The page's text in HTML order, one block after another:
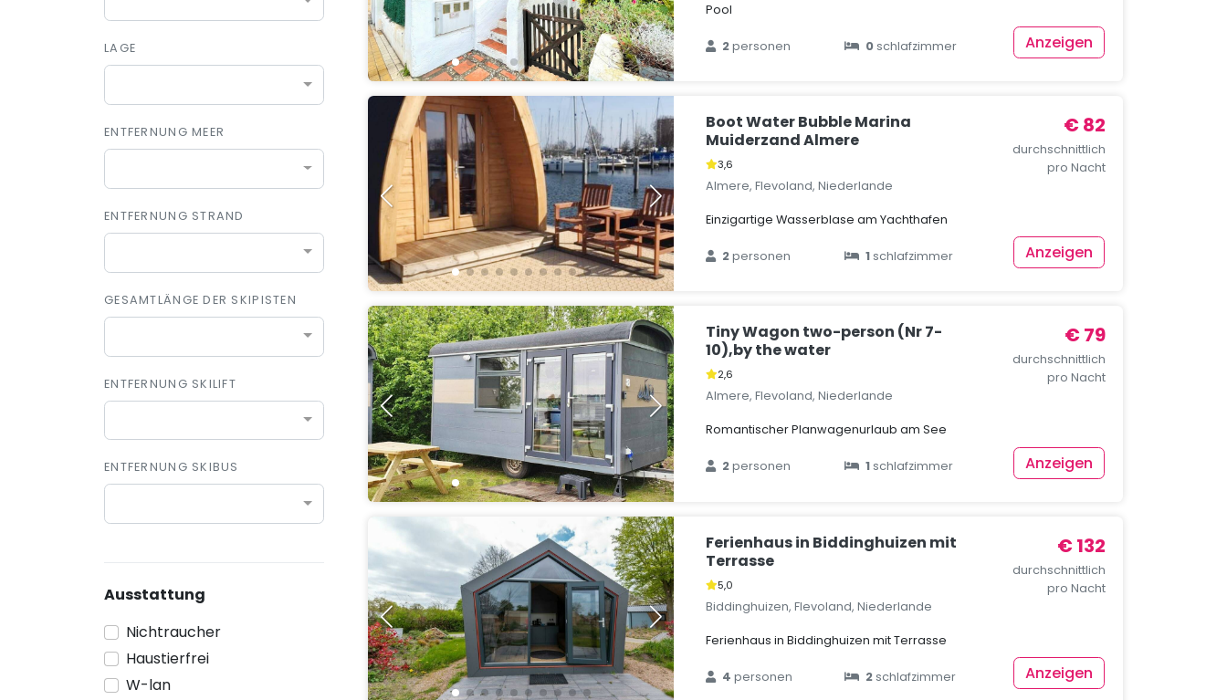
LAGE
ENTFERNUNG MEER
ENTFERNUNG STRAND
GESAMTLÄNGE DER SKIPISTEN
ENTFERNUNG SKILIFT
ENTFERNUNG SKIBUS
Ausstattung
Nichtraucher
Haustierfrei
W-lan
Pool
2personen 0schlafzimmer Anzeigen
Boot Water Bubble Marina
Muiderzand Almere
3,6
Almere, Flevoland, Niederlande
Einzigartige Wasserblase am Yachthafen
2personen 1schlafzimmer
€ 82
durchschnittlich
pro Nacht
Anzeigen
Tiny Wagon two-person (Nr 7-
10),by the water
2,6
Almere, Flevoland, Niederlande
Romantischer Planwagenurlaub am See
2personen 1schlafzimmer
€ 79
durchschnittlich
pro Nacht
Anzeigen
Ferienhaus in Biddinghuizen mit
Terrasse
5,0
Biddinghuizen, Flevoland, Niederlande
Ferienhaus in Biddinghuizen mit Terrasse
4personen 2schlafzimmer
€ 132
durchschnittlich
pro Nacht
Anzeigen